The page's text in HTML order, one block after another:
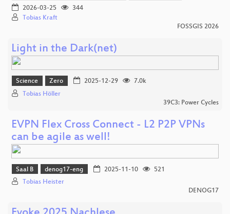
2026-03-25
344
Tobias Kraft
FOSSGIS 2026
Light in the Dark(net)
Science Zero 2025-12-29
7.0k
Tobias Höller
39C3: Power Cycles
EVPN Flex Cross Connect - L2 P2P VPNs
can be agile as well!
Saal B denog17-eng 2025-11-10
521
Tobias Heister
DENOG17